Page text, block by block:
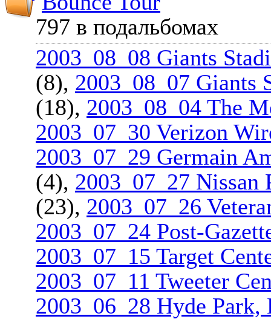
797 в подальбомах
2003_08_08 Giants
(8), 2003_08_07 Giants
(18), 2003_08_04 The
2003_07_30 Verizon
2003_07_29 Germain
(4), 2003_07_27
(23), 2003_07_26
2003_07_24 Post-
2003_07_15 Target
2003_07_11 Tweeter
2003_06_28 Hyde